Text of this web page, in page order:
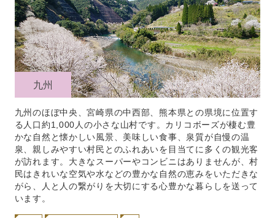
九州
九州のほぼ中央、宮崎県の中西部、熊本県との県境に位置す
る人口約1,000人の小さな山村です。カリコボーズが棲む豊
かな自然と懐かしい風景、美味しい食事、泉質が自慢の温
泉、親しみやすい村民とのふれあいを目当てに多くの観光客
が訪れます。大きなスーパーやコンビニはありませんが、村
民はきれいな空気や水などの豊かな自然の恵みをいただきな
がら、人と人の繋がりを大切にする心豊かな暮らしを送って
います。